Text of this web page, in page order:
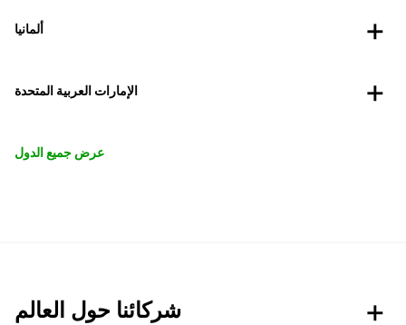
ألمانيا
الإمارات العربية المتحدة
عرض جميع الدول
شركائنا حول العالم